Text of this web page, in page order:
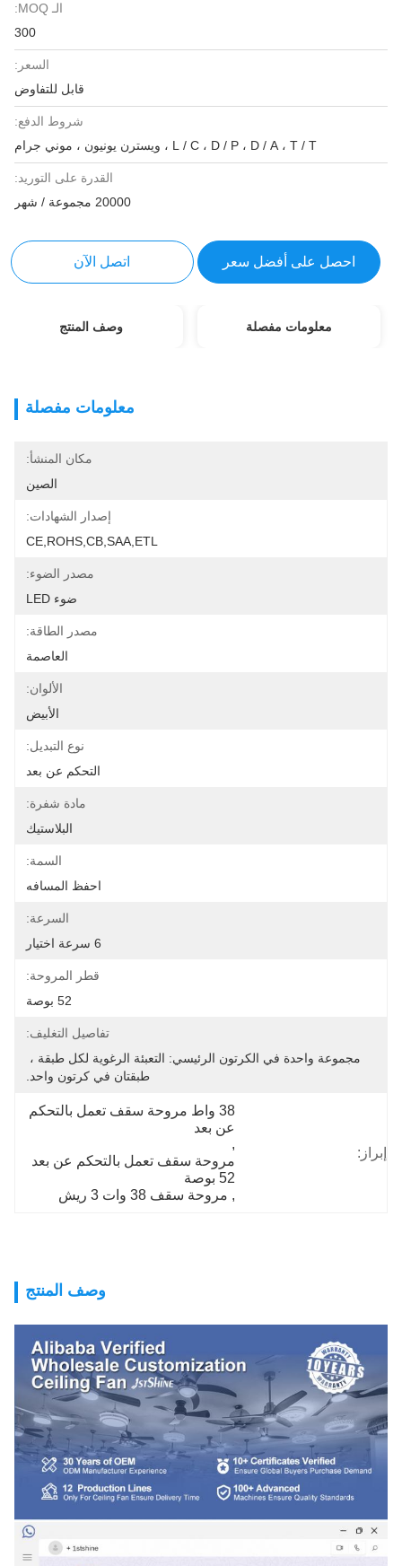
الـ MOQ:
300
السعر:
قابل للتفاوض
شروط الدفع:
L / C ، D / P ، D / A ، T / T ، ويسترن يونيون ، موني جرام
القدرة على التوريد:
20000 مجموعة / شهر
احصل على أفضل سعر اتصل الآن
معلومات مفصلة وصف المنتج
معلومات مفصلة
مكان المنشأ:
الصين
إصدار الشهادات:
CE,ROHS,CB,SAA,ETL
مصدر الضوء:
ضوء LED
مصدر الطاقة:
العاصمة
الألوان:
الأبيض
نوع التبديل:
التحكم عن بعد
مادة شفرة:
البلاستيك
السمة:
احفظ المسافه
السرعة:
قطر المروحة:
52 بوصة
تفاصيل التغليف:
مجموعة واحدة في الكرتون الرئيسي: التعبئة الرغوية لكل طبقة ،
طبقتان في كرتون واحد.
إبراز:
38 واط مروحة سقف تعمل بالتحكم
عن بعد
,
مروحة سقف تعمل بالتحكم عن بعد
52 بوصة
, مروحة سقف 38 وات 3 ريش
وصف المنتج